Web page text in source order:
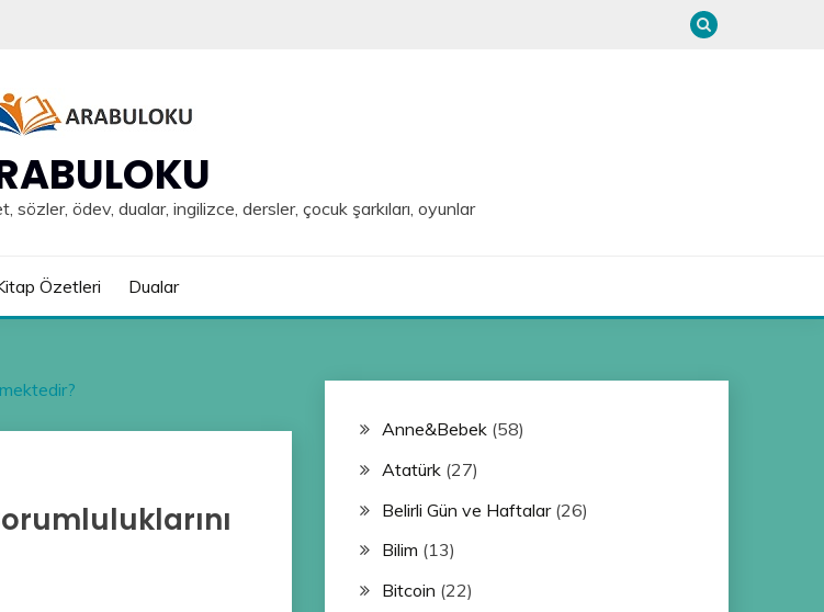
ödev, dualar, ingilizce, dersler, çocuk şarkıları, oyunlar
Özetleri Dualar
Anne&Bebek(58)
Atatürk(27)
Belirli Gün ve Haftalar(26)
Bilim (13)
Bitcoin (22)